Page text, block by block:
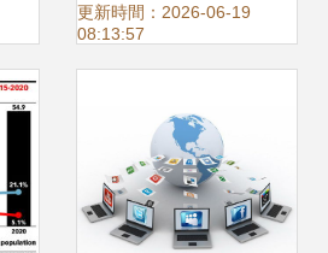
農產品與藥材高效
更新時間：2026-06-19
08:13:57